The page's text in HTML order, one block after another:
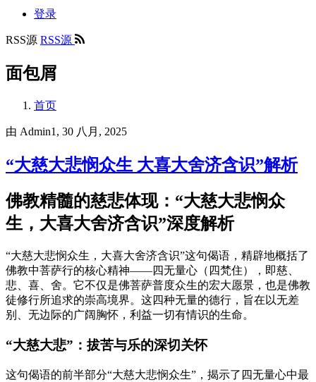
登录
RSS源 RSS源
面包屑
首页
由 Admin1 , 30 八月, 2025
“大慈大悲悯众生 大喜大舍济含识”解析
佛教精髓的慈悲体现：“大慈大悲悯众
生，大喜大舍济含识”深度解析
“大慈大悲悯众生，大喜大舍济含识”这句偈语，精辟地概括了
佛教中菩萨行的核心精神——四无量心（四梵住），即慈、
悲、喜、舍。它不仅是佛菩萨普度众生的宏大愿景，也是佛教
徒修行所追求的崇高境界。这四种无量的德行，旨在以无差
别、无边际的广阔胸怀，利益一切有情识的生命。
“大慈大悲”：拔苦与乐的深切关怀
这句偈语的前半部分“大慈大悲悯众生”，揭示了四无量心中最